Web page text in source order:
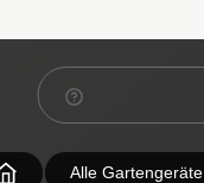
Alle Gartengeräte